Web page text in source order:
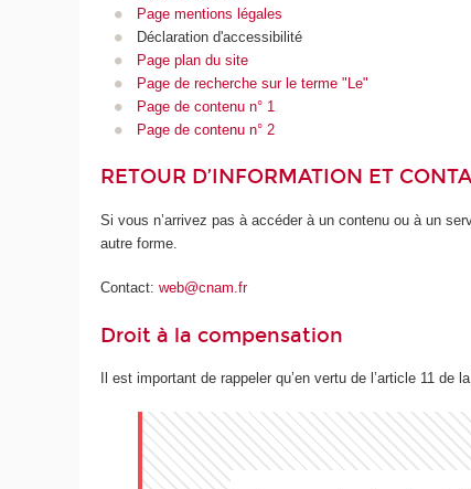
Page mentions légales
Déclaration d'accessibilité
Page plan du site
Page de recherche sur le terme "Le"
Page de contenu n° 1
Page de contenu n° 2
RETOUR D’INFORMATION ET
Si vous n’arrivez pas à accéder à un contenu ou à un
autre forme.
Contact:web@cnam.fr
Droit à la compensation
Il est important de rappeler qu’en vertu de l’article 11 de